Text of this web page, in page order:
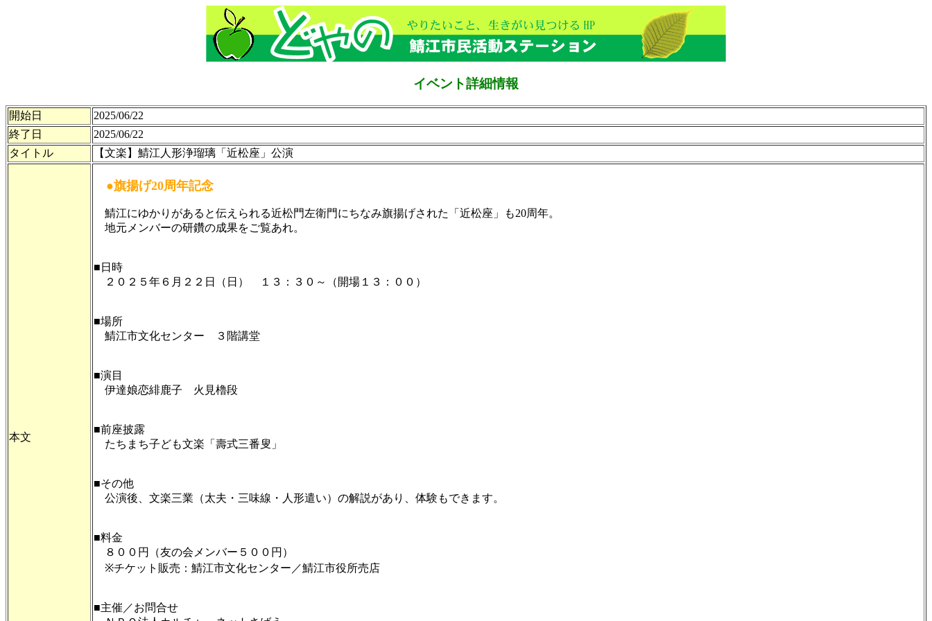
イベント詳細情報
開始日
2025/06/22
終了日
2025/06/22
タイトル
【文楽】鯖江人形浄瑠璃「近松座」公演
本文
●旗揚げ20周年記念
鯖江にゆかりがあると伝えられる近松門左衛門にちなみ旗揚げされた「近松座」も20周年。
地元メンバーの研鑽の成果をご覧あれ。
■日時
２０２５年６月２２日（日） １３：３０～（開場１３：００）
■場所
鯖江市文化センター ３階講堂
■演目
伊達娘恋緋鹿子 火見櫓段
■前座披露
たちまち子ども文楽「壽式三番叟」
■その他
公演後、文楽三業（太夫・三味線・人形遣い）の解説があり、体験もできます。
■料金
８００円（友の会メンバー５００円）
※チケット販売：鯖江市文化センター／鯖江市役所売店
■主催／お問合せ